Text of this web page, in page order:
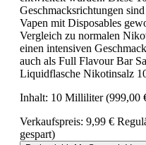
Geschmacksrichtungen
Vapen mit Disposables
Vergleich zu normalen
einen intensiven
auch als Full Flavour Bar
Liquidflasche Nikotinsalz
Inhalt: 10 Milliliter(999,00
Verkaufspreis: 9,99 €
gespart)